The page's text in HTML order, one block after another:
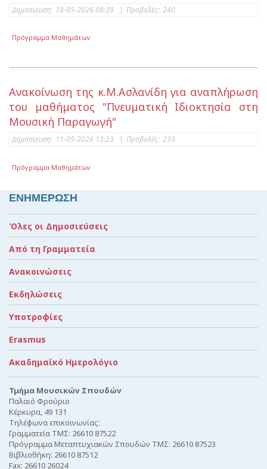
Δημοσίευση: 18-05-2026 08:39 | Προβολές: 240
Πρόγραμμα Μαθημάτων
Ανακοίνωση της κ.Μ.Ασλανίδη για αναπλήρωση
του μαθήματος "Πνευματική Ιδιοκτησία στη
Μουσική Παραγωγή"
Δημοσίευση: 11-05-2026 13:23 | Προβολές: 233
Πρόγραμμα Μαθημάτων
ΕΝΗΜΕΡΩΣΗ
Όλες οι Δημοσιεύσεις
Από τη Γραμματεία
Ανακοινώσεις
Εκδηλώσεις
Υποτροφίες
Erasmus
Ακαδημαϊκό Ημερολόγιο
Τμήμα Μουσικών Σπουδών
Παλαιό Φρούριο
Κέρκυρα, 49 131
Τηλέφωνα επικοινωνίας:
Γραμματεία ΤΜΣ: 26610 87522
Πρόγραμμα Μεταπτυχιακών Σπουδών ΤΜΣ: 26610 87523
Βιβλιοθήκη: 26610 87512
Fax: 26610 26024